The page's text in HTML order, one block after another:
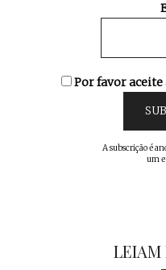
Por favor aceite
A subscrição é
um
LEIAM